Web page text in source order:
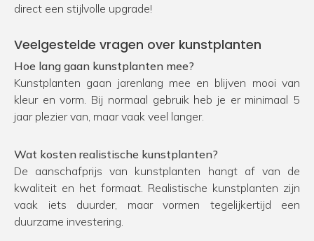
direct een stijlvolle upgrade!
Veelgestelde vragen over kunstplanten
Hoe lang gaan kunstplanten mee?
Kunstplanten gaan jarenlang mee en blijven mooi van
kleur en vorm. Bij normaal gebruik heb je er minimaal 5
jaar plezier van, maar vaak veel langer.
Wat kosten realistische kunstplanten?
De aanschafprijs van kunstplanten hangt af van de
kwaliteit en het formaat. Realistische kunstplanten zijn
vaak iets duurder, maar vormen tegelijkertijd een
duurzame investering.